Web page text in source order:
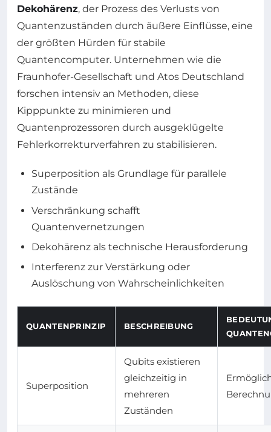
Dekohärenz, der Prozess des Verlusts von
Quantenzuständen durch äußere Einflüsse, eine
der größten Hürden für stabile
Quantencomputer. Unternehmen wie die
Fraunhofer-Gesellschaft und Atos Deutschland
forschen intensiv an Methoden, diese
Kipppunkte zu minimieren und
Quantenprozessoren durch ausgeklügelte
Fehlerkorrekturverfahren zu stabilisieren.
Superposition als Grundlage für parallele
Zustände
Verschränkung schafft
Quantenvernetzungen
Dekohärenz als technische Herausforderung
Interferenz zur Verstärkung oder
Auslöschung von Wahrscheinlichkeiten
QUANTENPRINZIP BESCHREIBUNG
Superposition
Qubits existieren
gleichzeitig in
mehreren
Zuständen